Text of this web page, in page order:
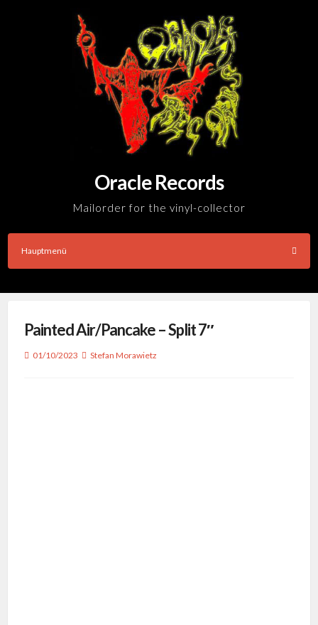
Oracle Records
Mailorder for the vinyl-collector
Hauptmenü
Painted Air/Pancake – Split 7″
01/10/2023 Stefan Morawietz